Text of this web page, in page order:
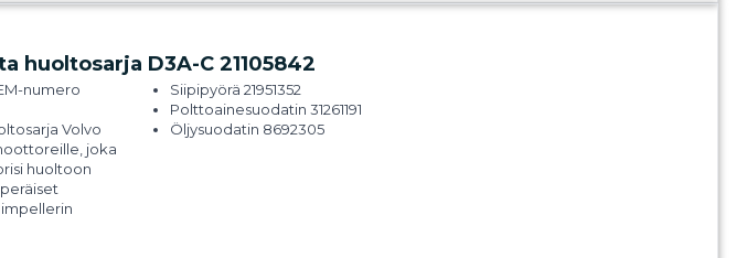
G, D6-440I-
480I-G, D6-480I-
huoltosarja D3A-C 21105842
numero
Volvo
, joka
huoltoon
Siipipyörä 21951352
Polttoainesuodatin 31261191
Öljysuodatin 8692305